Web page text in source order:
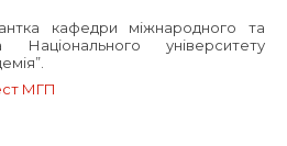
кафедри міжнародного та
Національного університету
МГП